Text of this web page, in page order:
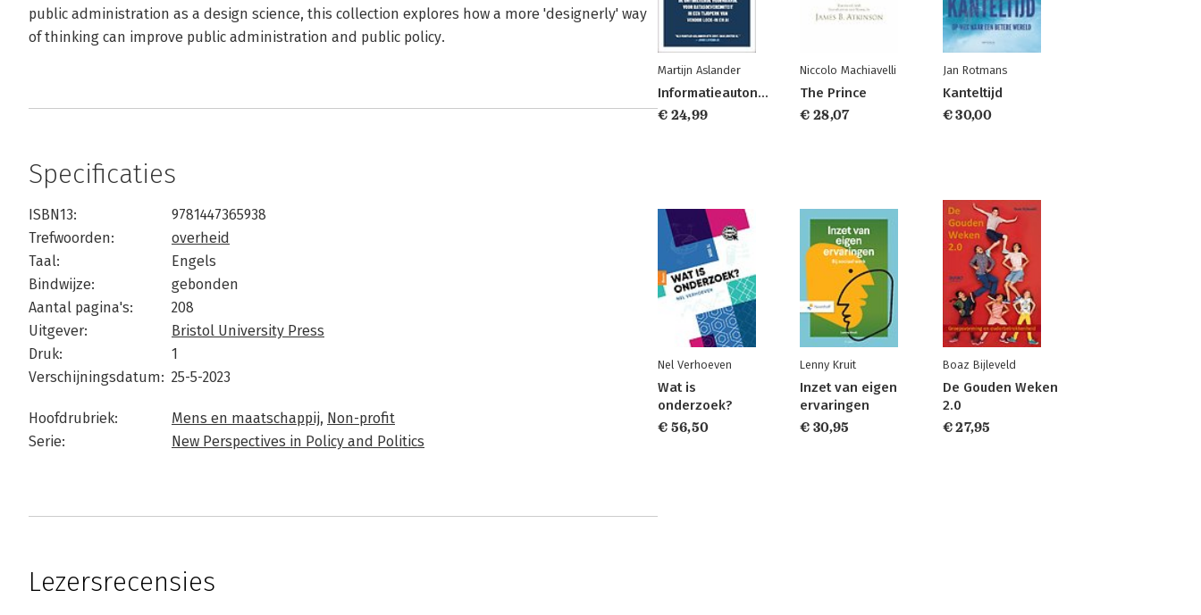
public administration as a design science, this collection explores how a more 'designerly' way
of thinking can improve public administration and public policy.
Specificaties
ISBN13:
9781447365938
Trefwoorden:
overheid
Taal:
Engels
Bindwijze:
gebonden
Aantal pagina's:
208
Uitgever:
Bristol University Press
Druk:
1
Verschijningsdatum: 25-5-2023
Hoofdrubriek: Mens en maatschappij, Non-profit
Serie:
New Perspectives in Policy and Politics
Lezersrecensies
Martijn Aslander
Informatieautonomie
€ 24,99
Niccolo Machiavelli
The Prince
€ 28,07
Jan Rotmans
Kanteltijd
€ 30,00
Nel Verhoeven
Wat is
onderzoek?
€ 56,50
Lenny Kruit
Inzet van eigen
ervaringen
€ 30,95
Boaz Bijleveld
De Gouden Weken
2.0
€ 27,95